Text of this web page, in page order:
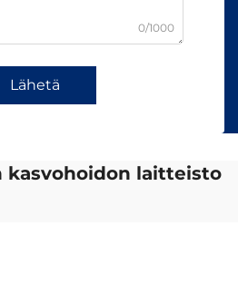
0/1000
Lähetä
laitteisto